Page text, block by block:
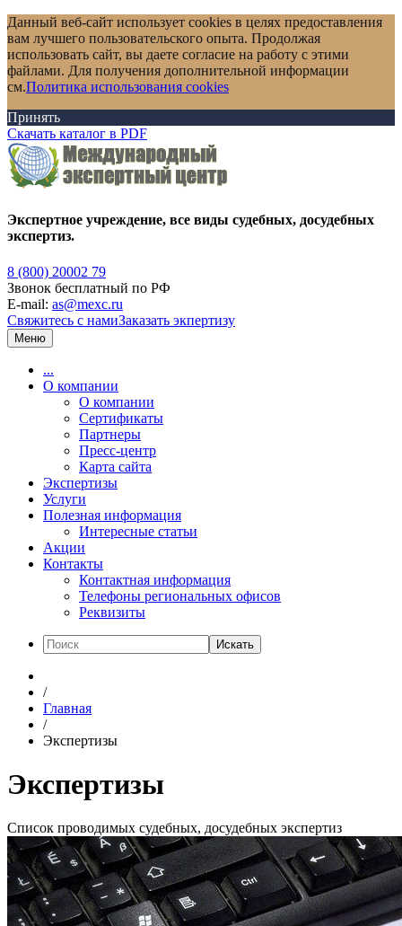
Данный веб-сайт использует cookies в целях предоставления
вам лучшего пользовательского опыта. Продолжая
использовать сайт, вы даете согласие на работу с этими
файлами. Для получения дополнительной информации
см.Политика использования cookies
Принять
Скачать каталог в PDF
Экспертное учреждение, все виды судебных, досудебных
экспертиз.
8 (800) 20002 79
Звонок бесплатный по РФ
E-mail: as@mexc.ru
Свяжитесь с намиЗаказать экпертизу
Меню
...
О компании
О компании
Сертификаты
Партнеры
Пресс-центр
Карта сайта
Экспертизы
Услуги
Полезная информация
Интересные статьи
Акции
Контакты
Контактная информация
Телефоны региональных офисов
Реквизиты
Искать
/
Главная
/
Экспертизы
Экспертизы
Список проводимых судебных, досудебных экспертиз